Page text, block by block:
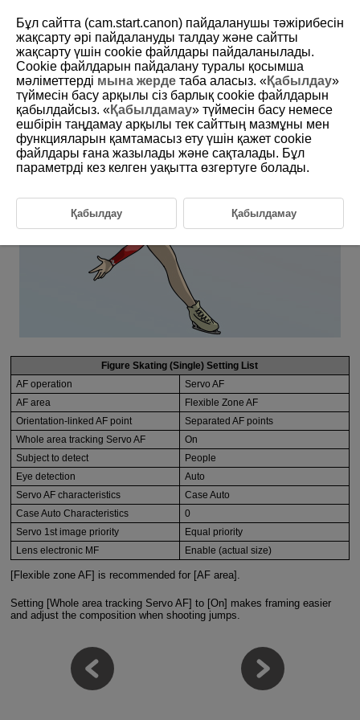
6-17 Winter: Figure Skating (Single)
This setting is perfect for singles figure skating.
Figure Skating (Single) Setting List
AF operation
Servo AF
AF area
Flexible Zone AF
Orientation-linked AF point
Separated AF points
Whole area tracking Servo AF
On
Subject to detect
People
Eye detection
Auto
Servo AF characteristics
Case Auto
Case Auto Characteristics
0
Servo 1st image priority
Equal priority
Lens electronic MF
Enable (actual size)
[Flexible zone AF] is recommended for [AF area].
Setting [Whole area tracking Servo AF] to [On] makes framing easier
and adjust the composition when shooting jumps.
Бұл сайтта (cam.start.canon) пайдаланушы тәжірибесін
жақсарту әрі пайдалануды талдау және сайтты
жақсарту үшін сookie файлдары пайдаланылады.
Cookie файлдарын пайдалану туралы қосымша
мәліметтерді мына жерде таба аласыз. «Қабылдау»
түймесін басу арқылы сіз барлық cookie файлдарын
қабылдайсыз. «Қабылдамау» түймесін басу немесе
ешбірін таңдамау арқылы тек сайттың мазмұны мен
функцияларын қамтамасыз ету үшін қажет cookie
файлдары ғана жазылады және сақталады. Бұл
параметрді кез келген уақытта өзгертуге болады.
Қабылдау Қабылдамау